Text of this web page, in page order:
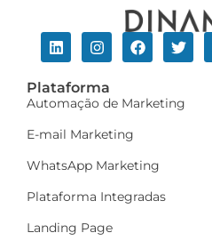
Plataforma
Automação de Marketing
E-mail Marketing
WhatsApp Marketing
Plataforma Integradas
Landing Page